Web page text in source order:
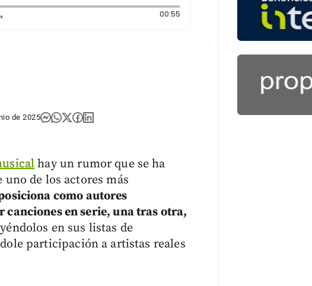
00:55Duración: 55 segundos
de 2025
hay un rumor que se ha
de los actores más
como autores
en serie, una tras otra,
en sus listas de
participación a artistas reales